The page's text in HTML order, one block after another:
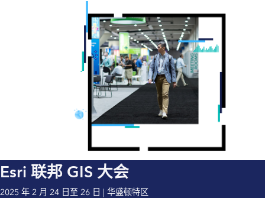
Esri 联邦 GIS 大会
2025 年 2 月 24 日至 26 日 | 华盛顿特区